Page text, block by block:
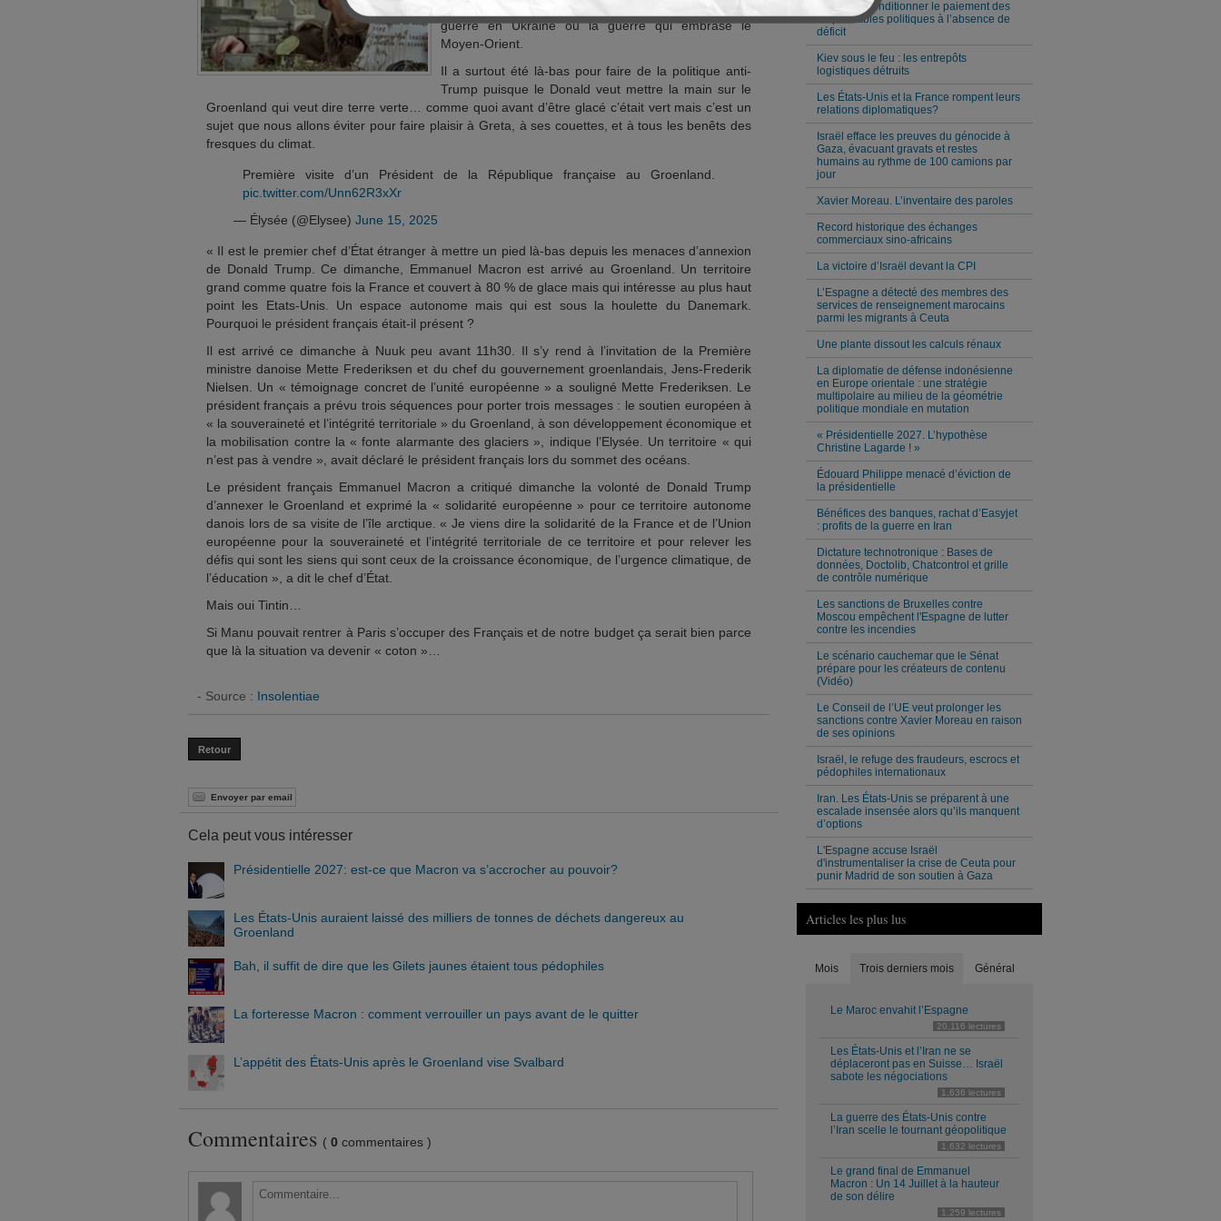
guerre en Ukraine ou la guerre qui embrase le
Moyen-Orient.
Il a surtout été là-bas pour faire de la politique anti-
Trump puisque le Donald veut mettre la main sur le
Groenland qui veut dire terre verte… comme quoi avant d’être glacé c’était vert mais c’est un
sujet que nous allons éviter pour faire plaisir à Greta, à ses couettes, et à tous les benêts des
fresques du climat.
Première visite d’un Président de la République française au Groenland.
pic.twitter.com/Unn62R3xXr
— Élysée (@Elysee) June 15, 2025
« Il est le premier chef d’État étranger à mettre un pied là-bas depuis les menaces d’annexion
de Donald Trump. Ce dimanche, Emmanuel Macron est arrivé au Groenland. Un territoire
grand comme quatre fois la France et couvert à 80 % de glace mais qui intéresse au plus haut
point les Etats-Unis. Un espace autonome mais qui est sous la houlette du Danemark.
Pourquoi le président français était-il présent ?
Il est arrivé ce dimanche à Nuuk peu avant 11h30. Il s’y rend à l’invitation de la Première
ministre danoise Mette Frederiksen et du chef du gouvernement groenlandais, Jens-Frederik
Nielsen. Un « témoignage concret de l’unité européenne » a souligné Mette Frederiksen. Le
président français a prévu trois séquences pour porter trois messages : le soutien européen à
« la souveraineté et l’intégrité territoriale » du Groenland, à son développement économique et
la mobilisation contre la « fonte alarmante des glaciers », indique l’Elysée. Un territoire « qui
n’est pas à vendre », avait déclaré le président français lors du sommet des océans.
Le président français Emmanuel Macron a critiqué dimanche la volonté de Donald Trump
d’annexer le Groenland et exprimé la « solidarité européenne » pour ce territoire autonome
danois lors de sa visite de l’île arctique. « Je viens dire la solidarité de la France et de l’Union
européenne pour la souveraineté et l’intégrité territoriale de ce territoire et pour relever les
défis qui sont les siens qui sont ceux de la croissance économique, de l’urgence climatique, de
l’éducation », a dit le chef d’État.
Mais oui Tintin…
Si Manu pouvait rentrer à Paris s’occuper des Français et de notre budget ça serait bien parce
que là la situation va devenir « coton »…
- Source : Insolentiae
Retour
Envoyer par email
Cela peut vous intéresser
Présidentielle 2027: est-ce que Macron va s’accrocher au pouvoir?
Les États-Unis auraient laissé des milliers de tonnes de déchets dangereux au
Groenland
Bah, il suffit de dire que les Gilets jaunes étaient tous pédophiles
La forteresse Macron : comment verrouiller un pays avant de le quitter
L’appétit des États-Unis après le Groenland vise Svalbard
Commentaires ( 0 commentaires )
Milei veut conditionner le paiement des
responsables politiques à l’absence de
déficit
Kiev sous le feu : les entrepôts
logistiques détruits
Les États-Unis et la France rompent leurs
relations diplomatiques?
Israël efface les preuves du génocide à
Gaza, évacuant gravats et restes
humains au rythme de 100 camions par
jour
Xavier Moreau. L’inventaire des paroles
Record historique des échanges
commerciaux sino-africains
La victoire d’Israël devant la CPI
L’Espagne a détecté des membres des
services de renseignement marocains
parmi les migrants à Ceuta
Une plante dissout les calculs rénaux
La diplomatie de défense indonésienne
en Europe orientale : une stratégie
multipolaire au milieu de la géométrie
politique mondiale en mutation
« Présidentielle 2027. L’hypothèse
Christine Lagarde ! »
Édouard Philippe menacé d’éviction de
la présidentielle
Bénéfices des banques, rachat d’Easyjet
: profits de la guerre en Iran
Dictature technotronique : Bases de
données, Doctolib, Chatcontrol et grille
de contrôle numérique
Les sanctions de Bruxelles contre
Moscou empêchent l'Espagne de lutter
contre les incendies
Le scénario cauchemar que le Sénat
prépare pour les créateurs de contenu
(Vidéo)
Le Conseil de l’UE veut prolonger les
sanctions contre Xavier Moreau en raison
de ses opinions
Israël, le refuge des fraudeurs, escrocs et
pédophiles internationaux
Iran. Les États-Unis se préparent à une
escalade insensée alors qu’ils manquent
d’options
L'Espagne accuse Israël
d'instrumentaliser la crise de Ceuta pour
punir Madrid de son soutien à Gaza
Articles les plus lus
Mois Trois derniers mois Général
Le Maroc envahit l’Espagne
20,116 lectures
Les États-Unis et l’Iran ne se
déplaceront pas en Suisse… Israël
sabote les négociations
1,636 lectures
La guerre des États-Unis contre
l’Iran scelle le tournant géopolitique
1,632 lectures
Le grand final de Emmanuel
Macron : Un 14 Juillet à la hauteur
de son délire
1,259 lectures